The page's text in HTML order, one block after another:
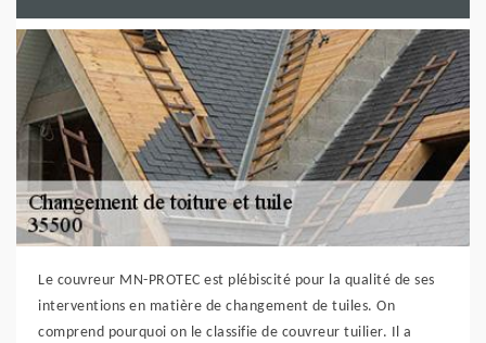
Le couvreur MN-PROTEC est plébiscité pour la qualité de ses
interventions en matière de changement de tuiles. On
comprend pourquoi on le classifie de couvreur tuilier. Il a